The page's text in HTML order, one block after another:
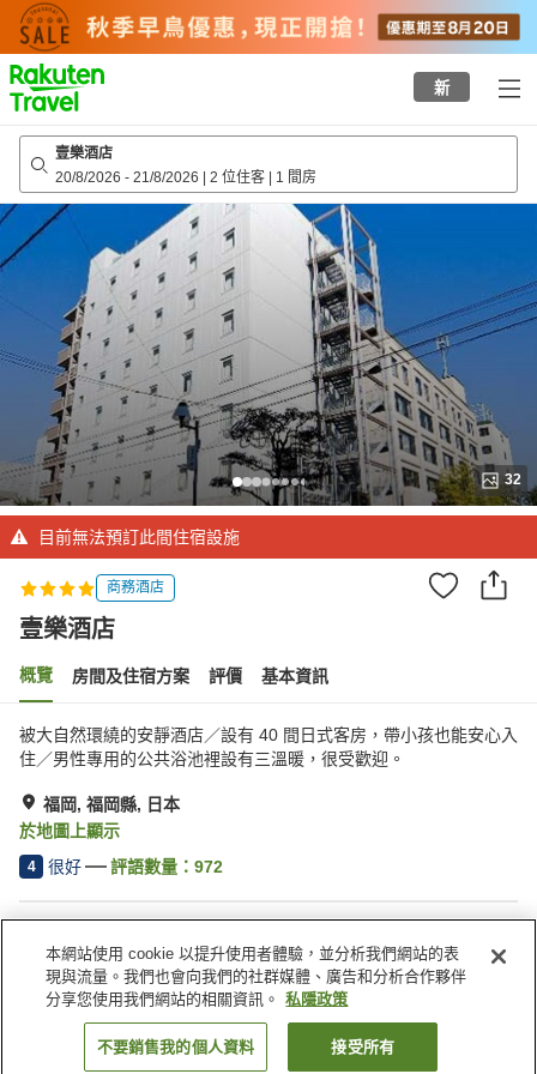
to
top
page
新
壹樂酒店
20/8/2026 - 21/8/2026 | 2 位住客 | 1 間房
32
目前無法預訂此間住宿設施
商務酒店
壹樂酒店
概覽 房間及住宿方案 評價 基本資訊
被大自然環繞的安靜酒店／設有 40 間日式客房，帶小孩也能安心入
住／男性專用的公共浴池裡設有三溫暖，很受歡迎。
福岡, 福岡縣, 日本
於地圖上顯示
4 很好 評語數量： 972
停車場
桑拿
水療/美容院
餐廳
日本 福岡縣 福岡 壹樂酒店
找客房
本網站使用 cookie 以提升使用者體驗，並分析我們網站的表
現與流量。我們也會向我們的社群媒體、廣告和分析合作夥伴
分享您使用我們網站的相關資訊。
私隱政策
不要銷售我的個人資料 接受所有